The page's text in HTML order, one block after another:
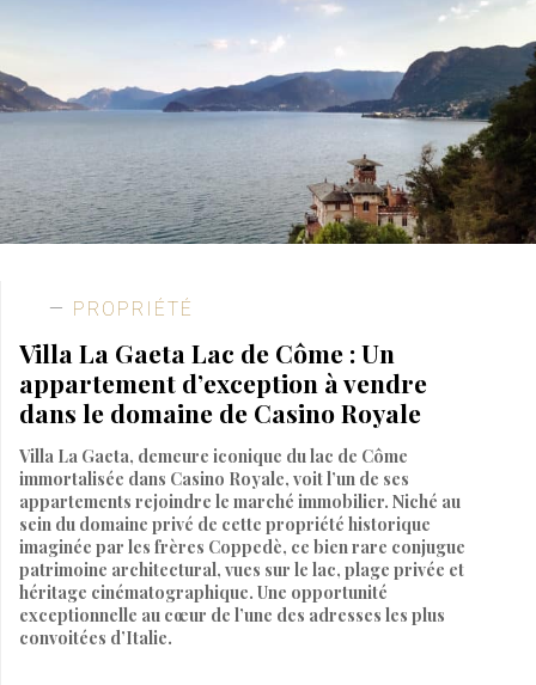
PROPRIÉTÉ
Villa La Gaeta Lac de Côme : Un
appartement d’exception à vendre
dans le domaine de Casino Royale
Villa La Gaeta, demeure iconique du lac de Côme
immortalisée dans Casino Royale, voit l’un de ses
appartements rejoindre le marché immobilier. Niché au
sein du domaine privé de cette propriété historique
imaginée par les frères Coppedè, ce bien rare conjugue
patrimoine architectural, vues sur le lac, plage privée et
héritage cinématographique. Une opportunité
exceptionnelle au cœur de l’une des adresses les plus
convoitées d’Italie.